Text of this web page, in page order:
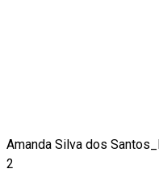
Amanda Silva dos
2